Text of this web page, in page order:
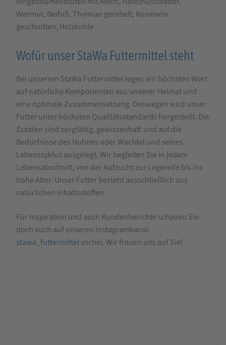
Wermut, Beifuß, Thymian gerebelt, Rosmarin
geschnitten, Holzkohle
Wofür unser StaWa Futtermittel steht
Bei unserem StaWa Futtermittel legen wir höchsten Wert
auf natürliche Komponenten aus unserer Heimat und
eine optimale Zusammensetzung. Deswegen wird unser
Futter unter höchsten Qualitätsstandards hergestellt. Die
Zutaten sind sorgfältig, gewissenhaft und auf die
Bedürfnisse des Huhnes oder Wachtel und seines
Lebenszyklus ausgelegt. Wir begleiten Sie in jedem
Lebensabschnitt, von der Aufzucht zur Legereife bis ins
hohe Alter. Unser Futter besteht ausschließlich aus
natürlichen Inhaltsstoffen.
Für Inspiration und auch Kundenberichte schauen Sie
doch auch auf unseren Instagramkanal
stawa_futtermittel vorbei. Wir freuen uns auf Sie!